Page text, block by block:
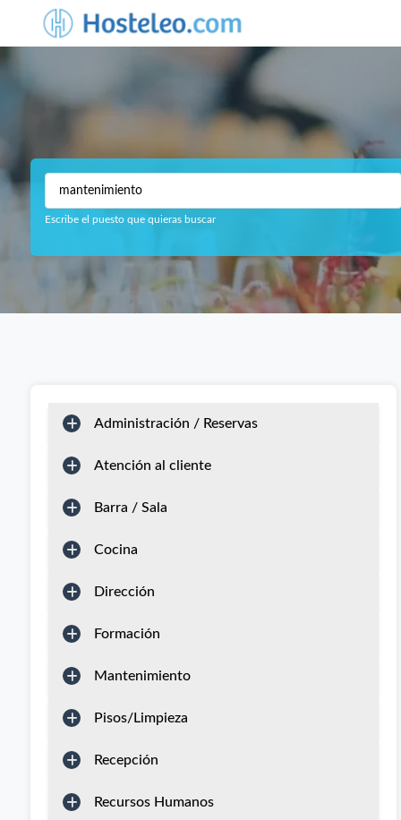
Escribe el puesto que quieras buscar
Administración / Reservas
Atención al cliente
Barra / Sala
Cocina
Dirección
Formación
Mantenimiento
Pisos/Limpieza
Recepción
Recursos Humanos